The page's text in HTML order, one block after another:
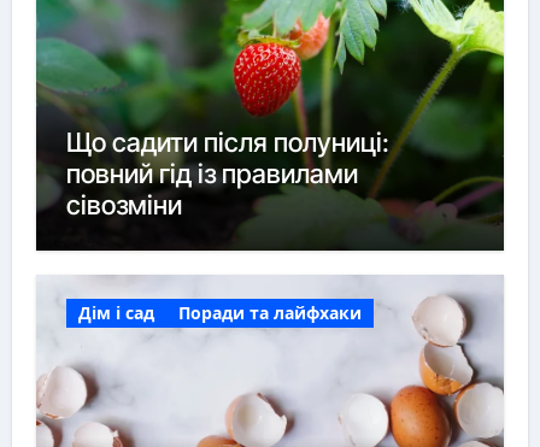
Що садити після полуниці:
повний гід із правилами
сівозміни
Дім і сад Поради та лайфхаки